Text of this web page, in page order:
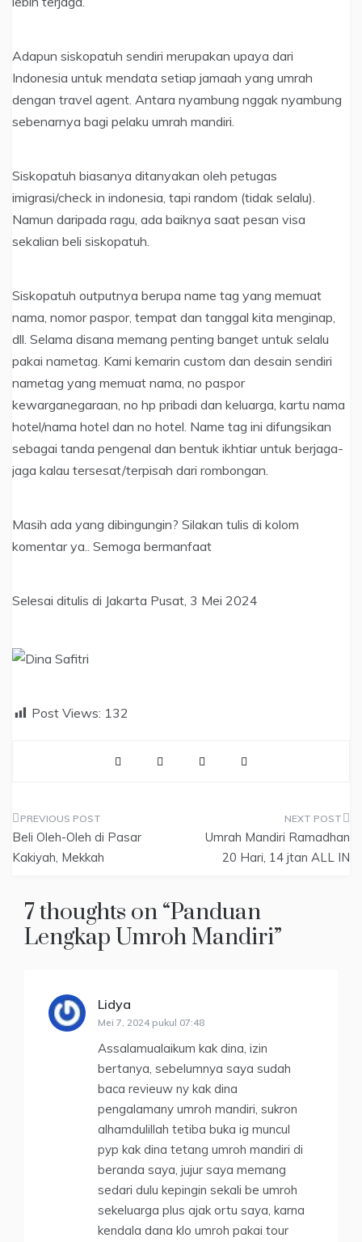
Adapun siskopatuh sendiri merupakan upaya dari
Indonesia untuk mendata setiap jamaah yang umrah
dengan travel agent. Antara nyambung nggak nyambung
sebenarnya bagi pelaku umrah mandiri.
Siskopatuh biasanya ditanyakan oleh petugas
imigrasi/check in indonesia, tapi random (tidak selalu).
Namun daripada ragu, ada baiknya saat pesan visa
sekalian beli siskopatuh.
Siskopatuh outputnya berupa name tag yang memuat
nama, nomor paspor, tempat dan tanggal kita menginap,
dll. Selama disana memang penting banget untuk selalu
pakai nametag. Kami kemarin custom dan desain sendiri
nametag yang memuat nama, no paspor
kewarganegaraan, no hp pribadi dan keluarga, kartu nama
hotel/nama hotel dan no hotel. Name tag ini difungsikan
sebagai tanda pengenal dan bentuk ikhtiar untuk berjaga-
jaga kalau tersesat/terpisah dari rombongan.
Masih ada yang dibingungin? Silakan tulis di kolom
komentar ya.. Semoga bermanfaat
Selesai ditulis di Jakarta Pusat, 3 Mei 2024
Post Views: 132
Navigasi
pos
Beli Oleh-Oleh di Pasar
Kakiyah, Mekkah
Umrah Mandiri Ramadhan
20 Hari, 14 jtan ALL IN
7 thoughts on “Panduan
Lengkap Umroh Mandiri”
Lidya
Mei 7, 2024 pukul 07:48
Assalamualaikum kak dina, izin
bertanya, sebelumnya saya sudah
baca revieuw ny kak dina
pengalamany umroh mandiri, sukron
alhamdulillah tetiba buka ig muncul
pyp kak dina tetang umroh mandiri di
beranda saya, jujur saya memang
sedari dulu kepingin sekali be umroh
sekeluarga plus ajak ortu saya, karna
kendala dana klo umroh pakai tour